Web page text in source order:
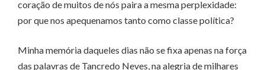
coração de muitos de nós paira a mesma perplexidade:
por que nos apequenamos tanto como classe política?
Minha memória daqueles dias não se fixa apenas na força
das palavras de Tancredo Neves, na alegria de milhares